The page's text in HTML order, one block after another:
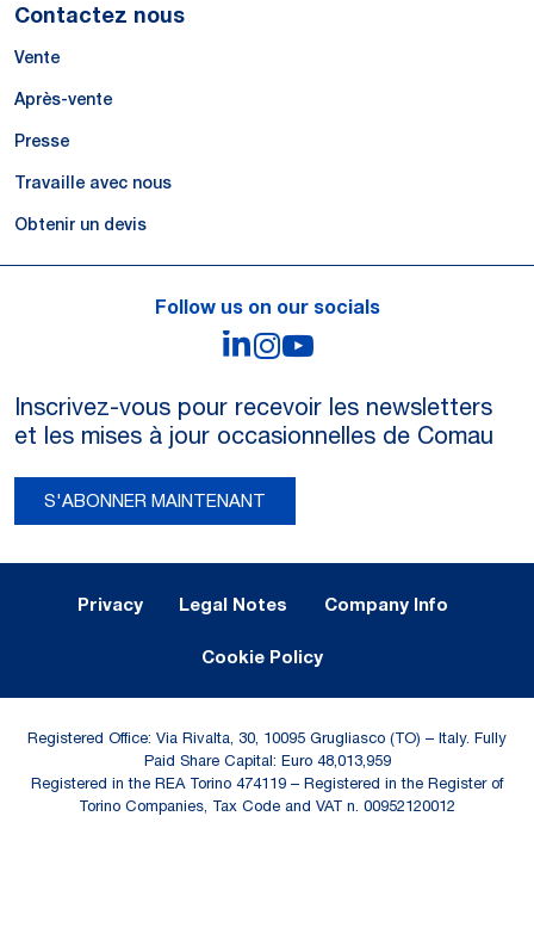
Contactez nous
Vente
Après-vente
Presse
Travaille avec nous
Obtenir un devis
Follow us on our socials
LinkedIn
Instagram
Inscrivez-vous pour recevoir les newsletters
et les mises à jour occasionnelles de Comau
S'ABONNER MAINTENANT
Privacy Legal Notes Company Info
Cookie Policy
Registered Office: Via Rivalta, 30, 10095 Grugliasco (TO) – Italy. Fully
Paid Share Capital: Euro 48,013,959
Registered in the REA Torino 474119 – Registered in the Register of
Torino Companies, Tax Code and VAT n. 00952120012